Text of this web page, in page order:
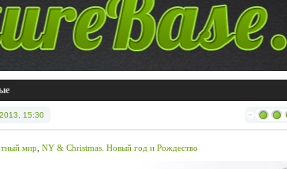
15:30
мир NY & Christmas. Новый год и Рождество